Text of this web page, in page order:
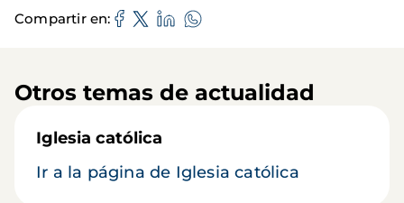
Compartir en
Otros temas de actualidad
Iglesia católica
Ir a la página de Iglesia católica